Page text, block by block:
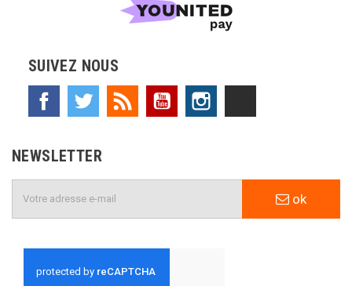
SUIVEZ NOUS
Facebook Twitter Rss YouTube
NEWSLETTER
ok